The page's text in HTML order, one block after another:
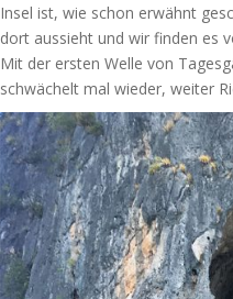
Insel ist, wie schon erwähnt
dort aussieht und wir finden es
Mit der ersten Welle von
schwächelt mal wieder, weiter